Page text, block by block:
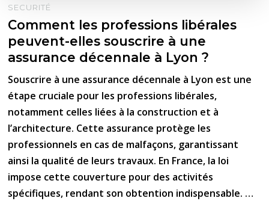
SECURITÉ
Comment les professions libérales
peuvent-elles souscrire à une
assurance décennale à Lyon ?
Souscrire à une assurance décennale à Lyon est une
étape cruciale pour les professions libérales,
notamment celles liées à la construction et à
l’architecture. Cette assurance protège les
professionnels en cas de malfaçons, garantissant
ainsi la qualité de leurs travaux. En France, la loi
impose cette couverture pour des activités
spécifiques, rendant son obtention indispensable. …